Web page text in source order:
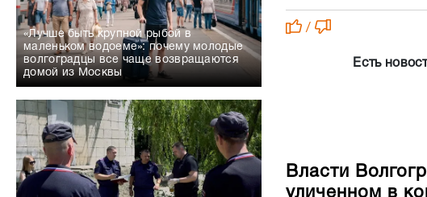
«Лучше быть крупной рыбой в
маленьком водоеме»: почему молодые
волгоградцы все чаще возвращаются
домой из Москвы
/
Есть
Власти
уличенном в